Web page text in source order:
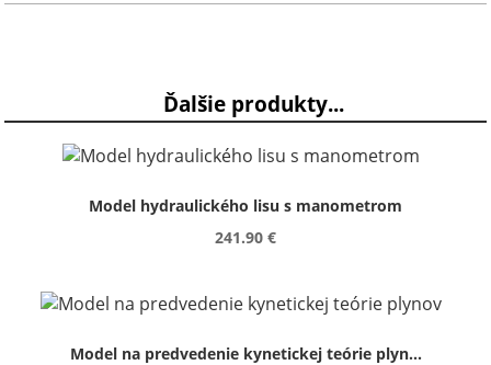
Ďalšie produkty...
Model hydraulického lisu s manometrom
241.90 €
Model na predvedenie kynetickej teórie plyn...